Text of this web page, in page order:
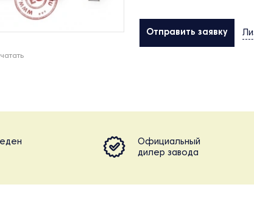
Отправить заявку
Официальный
дилер завода